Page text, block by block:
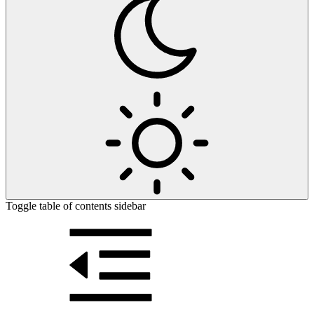
Toggle table of contents sidebar